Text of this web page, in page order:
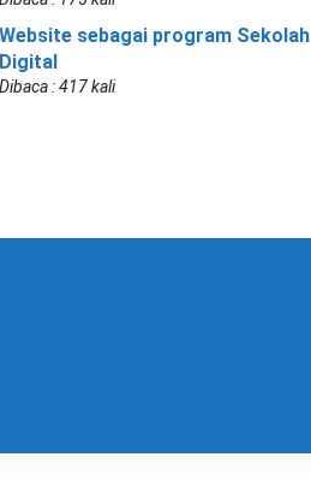
Website sebagai program Sekolah
Digital
Dibaca : 417 kali